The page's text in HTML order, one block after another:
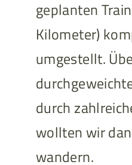
geplanten
Kilometer)
umgestellt.
durch
wollten wir
wandern.